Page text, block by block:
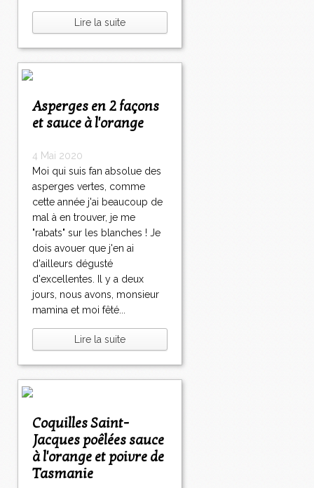
Lire la suite
Asperges en 2 façons
et sauce à l'orange
4 Mai 2020
Moi qui suis fan absolue des
asperges vertes, comme
cette année j'ai beaucoup de
mal à en trouver, je me
"rabats" sur les blanches ! Je
dois avouer que j'en ai
d'ailleurs dégusté
d'excellentes. Il y a deux
jours, nous avons, monsieur
mamina et moi fêté...
Lire la suite
Coquilles Saint-
Jacques poêlées sauce
à l'orange et poivre de
Tasmanie